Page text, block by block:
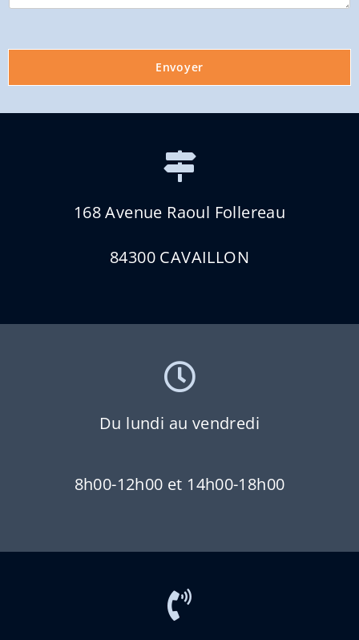
Envoyer
168 Avenue Raoul Follereau
84300 CAVAILLON
Du lundi au vendredi
8h00-12h00 et 14h00-18h00